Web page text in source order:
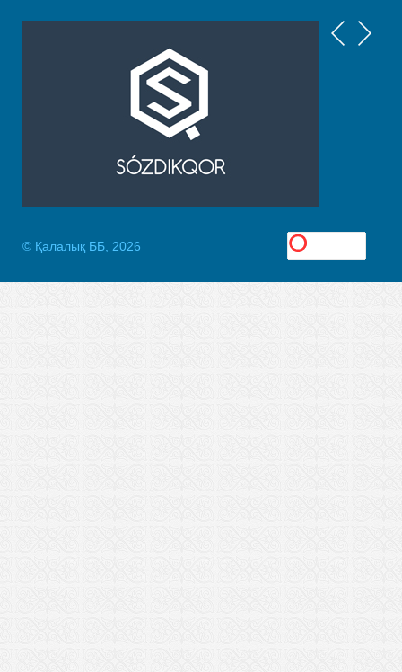
© Қалалық ББ, 2026